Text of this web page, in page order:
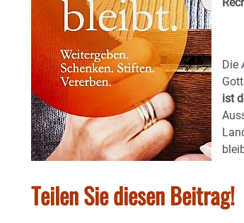
Die
ist
Teilen Sie diesen Beitrag!